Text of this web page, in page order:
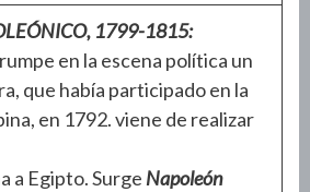
1799-1815:
en la escena política un
que había participado en la
en 1792. viene de realizar
a Egipto. Surge Napoleón